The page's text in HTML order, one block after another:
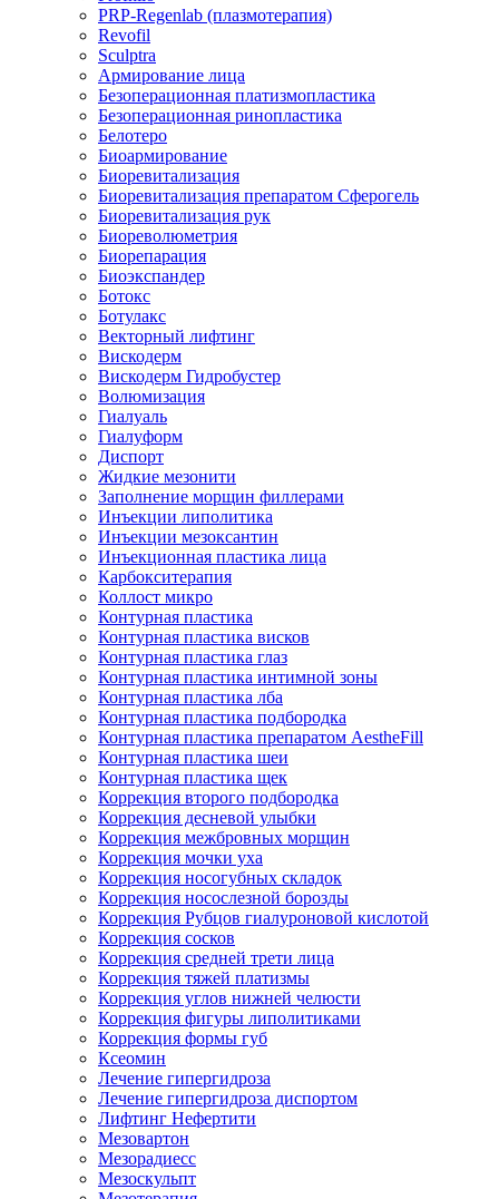
PRP-Regenlab (плазмотерапия)
Revofil
Sculptra
Армирование лица
Безоперационная платизмопластика
Безоперационная ринопластика
Белотеро
Биоармирование
Биоревитализация
Биоревитализация препаратом Сферогель
Биоревитализация рук
Биореволюметрия
Биорепарация
Биоэкспандер
Ботокс
Ботулакс
Векторный лифтинг
Вискодерм
Вискодерм Гидробустер
Волюмизация
Гиалуаль
Гиалуформ
Диспорт
Жидкие мезонити
Заполнение морщин филлерами
Инъекции липолитика
Инъекции мезоксантин
Инъекционная пластика лица
Карбокситерапия
Коллост микро
Контурная пластика
Контурная пластика висков
Контурная пластика глаз
Контурная пластика интимной зоны
Контурная пластика лба
Контурная пластика подбородка
Контурная пластика препаратом AestheFill
Контурная пластика шеи
Контурная пластика щек
Коррекция второго подбородка
Коррекция десневой улыбки
Коррекция межбровных морщин
Коррекция мочки уха
Коррекция носогубных складок
Коррекция носослезной борозды
Коррекция Рубцов гиалуроновой кислотой
Коррекция сосков
Коррекция средней трети лица
Коррекция тяжей платизмы
Коррекция углов нижней челюсти
Коррекция фигуры липолитиками
Коррекция формы губ
Ксеомин
Лечение гипергидроза
Лечение гипергидроза диспортом
Лифтинг Нефертити
Мезовартон
Мезорадиесс
Мезоскульпт